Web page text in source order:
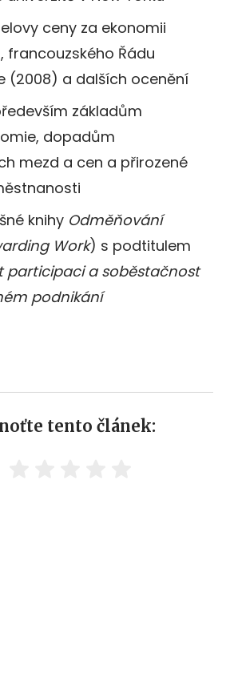
ceny za ekonomii
francouzského Řádu
(2008) a dalších ocenění
základům
dopadům
mezd a cen a přirozené
knihy Odměňování
Work) s podtitulem
participaci a soběstačnost
podnikání
tento článek: